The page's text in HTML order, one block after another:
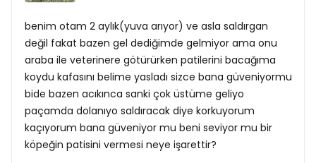
benim otam 2 aylık(yuva arıyor) ve asla saldırgan
değil fakat bazen gel dediğimde gelmiyor ama onu
araba ile veterinere götürürken patilerini bacağıma
koydu kafasını belime yasladı sizce bana güveniyormu
bide bazen acıkınca sanki çok üstüme geliyo
paçamda dolanıyo saldıracak diye korkuyorum
kaçıyorum bana güveniyor mu beni seviyor mu bir
köpeğin patisini vermesi neye işarettir?